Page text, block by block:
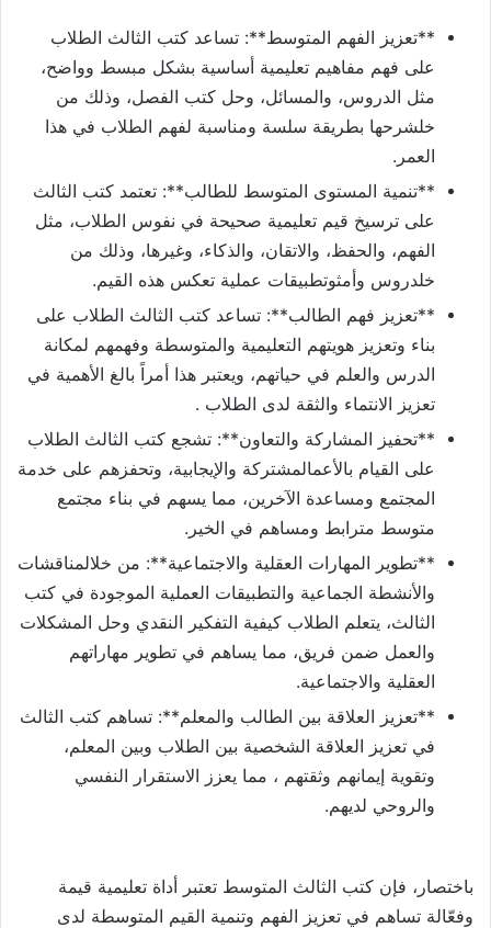
**تعزيز الفهم المتوسط**: تساعد كتب الثالث الطلاب
على فهم مفاهيم تعليمية أساسية بشكل مبسط وواضح،
مثل الدروس، والمسائل، وحل كتب الفصل، وذلك من
خلشرحها بطريقة سلسة ومناسبة لفهم الطلاب في هذا
العمر.
**تنمية المستوى المتوسط للطالب**: تعتمد كتب الثالث
على ترسيخ قيم تعليمية صحيحة في نفوس الطلاب، مثل
الفهم، والحفظ، والاتقان، والذكاء، وغيرها، وذلك من
خلدروس وأمثوتطبيقات عملية تعكس هذه القيم.
**تعزيز فهم الطالب**: تساعد كتب الثالث الطلاب على
بناء وتعزيز هويتهم التعليمية والمتوسطة وفهمهم لمكانة
الدرس والعلم في حياتهم، ويعتبر هذا أمراً بالغ الأهمية في
تعزيز الانتماء والثقة لدى الطلاب .
**تحفيز المشاركة والتعاون**: تشجع كتب الثالث الطلاب
على القيام بالأعمالمشتركة والإيجابية، وتحفزهم على خدمة
المجتمع ومساعدة الآخرين، مما يسهم في بناء مجتمع
متوسط مترابط ومساهم في الخير.
**تطوير المهارات العقلية والاجتماعية**: من خلالمناقشات
والأنشطة الجماعية والتطبيقات العملية الموجودة في كتب
الثالث، يتعلم الطلاب كيفية التفكير النقدي وحل المشكلات
والعمل ضمن فريق، مما يساهم في تطوير مهاراتهم
العقلية والاجتماعية.
**تعزيز العلاقة بين الطالب والمعلم**: تساهم كتب الثالث
في تعزيز العلاقة الشخصية بين الطلاب وبين المعلم،
وتقوية إيمانهم وثقتهم ، مما يعزز الاستقرار النفسي
والروحي لديهم.
باختصار، فإن كتب الثالث المتوسط تعتبر أداة تعليمية قيمة
وفعّالة تساهم في تعزيز الفهم وتنمية القيم المتوسطة لدى